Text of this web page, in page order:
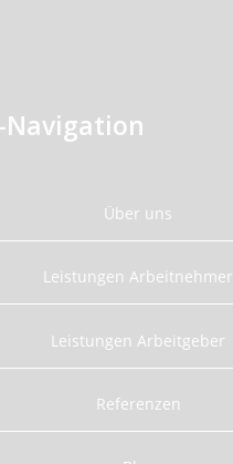
Navigation
Über uns
Leistungen Arbeitnehmer
Leistungen Arbeitgeber
Referenzen